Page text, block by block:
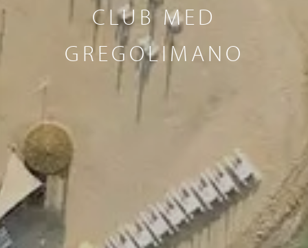
CLUB MED
GREGOLIMANO